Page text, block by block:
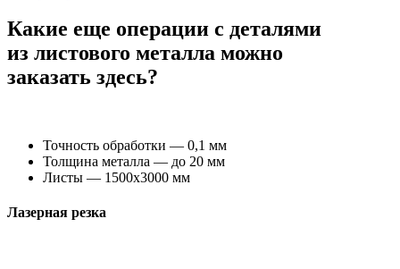
Какие еще операции с деталями
из листового металла можно
заказать здесь?
Точность обработки — 0,1 мм
Толщина металла — до 20 мм
Листы — 1500х3000 мм
Лазерная резка